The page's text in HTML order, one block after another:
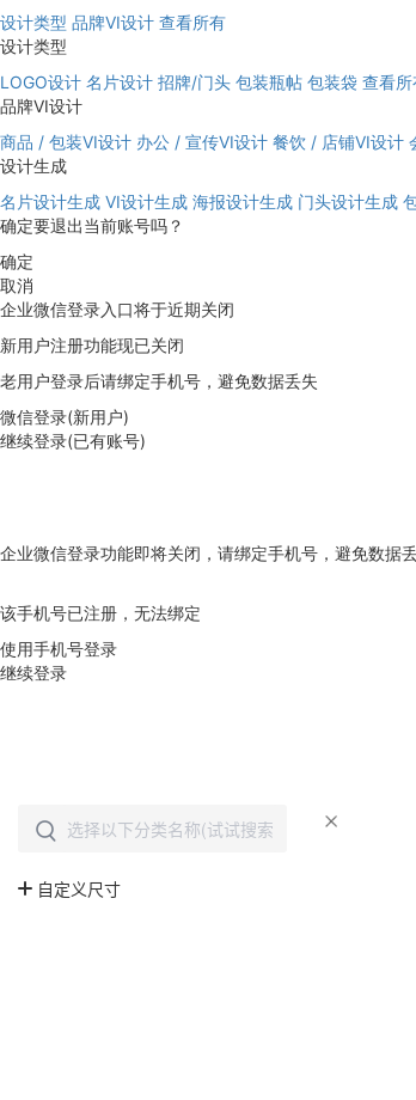
设计类型 品牌VI设计 查看所有
设计类型
LOGO设计 名片设计 招牌/门头 包装瓶帖 包装袋 查看所
品牌VI设计
商品 / 包装VI设计 办公 / 宣传VI设计 餐饮 / 店铺VI设计
设计生成
名片设计生成 VI设计生成 海报设计生成 门头设计生成
确定要退出当前账号吗？
确定
取消
企业微信登录入口将于近期关闭
新用户注册功能现已关闭
老用户登录后请绑定手机号，避免数据丢失
微信登录(新用户)
继续登录(已有账号)
企业微信登录功能即将关闭，请绑定手机号，避免数据
该手机号已注册，无法绑定
使用手机号登录
继续登录